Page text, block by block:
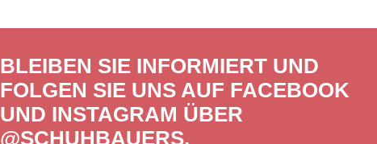
BLEIBEN SIE INFORMIERT UND
FOLGEN SIE UNS AUF FACEBOOK
UND INSTAGRAM ÜBER
@SCHUHBAUERS.